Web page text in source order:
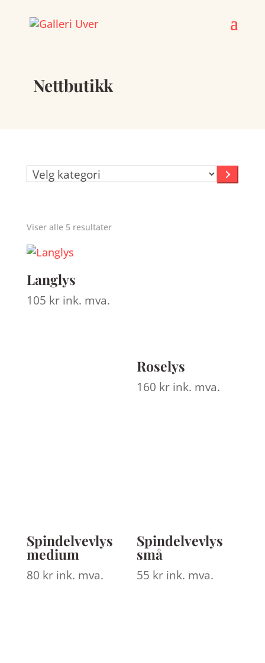
Nettbutikk
Velg
Viser alle 5 resultater
Langlys
105 kr ink. mva.
Roselys
160 kr ink. mva.
Spindelvevlys
medium
80 kr ink. mva.
Spindelvevlys
små
55 kr ink. mva.